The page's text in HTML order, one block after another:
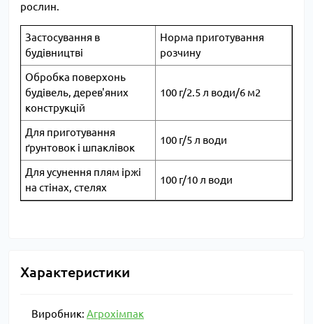
рослин.
Застосування в
будівництві
Норма приготування
розчину
Обробка поверхонь
будівель, дерев'яних
конструкцій
100 г/2.5 л води/6 м2
Для приготування
ґрунтовок і шпаклівок
100 г/5 л води
Для усунення плям іржі
на стінах, стелях
100 г/10 л води
Характеристики
Виробник: Агрохімпак